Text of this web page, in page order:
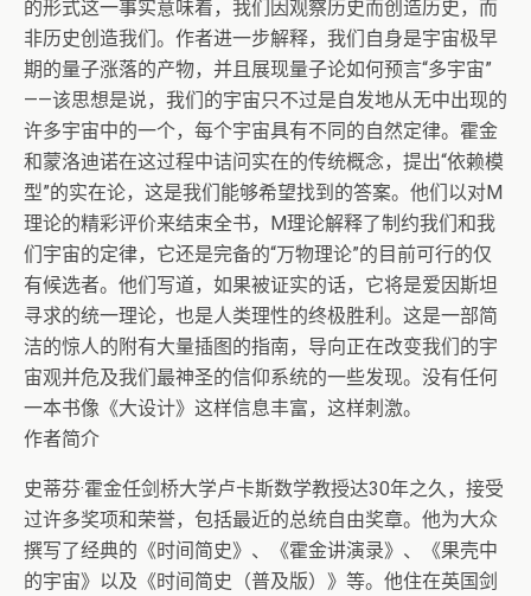
的形式这一事实意味着，我们因观察历史而创造历史，而
非历史创造我们。作者进一步解释，我们自身是宇宙极早
期的量子涨落的产物，并且展现量子论如何预言“多宇宙”
——该思想是说，我们的宇宙只不过是自发地从无中出现的
许多宇宙中的一个，每个宇宙具有不同的自然定律。霍金
和蒙洛迪诺在这过程中诘问实在的传统概念，提出“依赖模
型”的实在论，这是我们能够希望找到的答案。他们以对M
理论的精彩评价来结束全书，M理论解释了制约我们和我
们宇宙的定律，它还是完备的“万物理论”的目前可行的仅
有候选者。他们写道，如果被证实的话，它将是爱因斯坦
寻求的统一理论，也是人类理性的终极胜利。这是一部简
洁的惊人的附有大量插图的指南，导向正在改变我们的宇
宙观并危及我们最神圣的信仰系统的一些发现。没有任何
一本书像《大设计》这样信息丰富，这样刺激。
作者简介
史蒂芬·霍金任剑桥大学卢卡斯数学教授达30年之久，接受
过许多奖项和荣誉，包括最近的总统自由奖章。他为大众
撰写了经典的《时间简史》、《霍金讲演录》、《果壳中
的宇宙》以及《时间简史（普及版）》等。他住在英国剑